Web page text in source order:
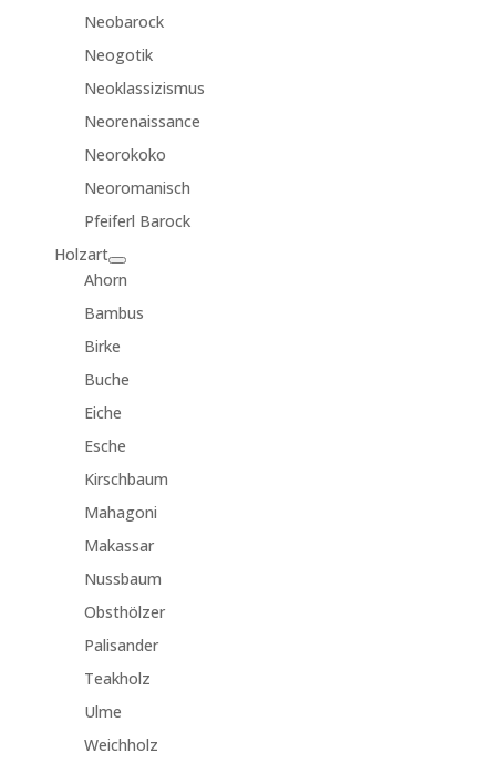
Neobarock
Neogotik
Neoklassizismus
Neorenaissance
Neorokoko
Neoromanisch
Pfeiferl Barock
Holzart
Ahorn
Bambus
Birke
Buche
Eiche
Esche
Kirschbaum
Mahagoni
Makassar
Nussbaum
Obsthölzer
Palisander
Teakholz
Ulme
Weichholz